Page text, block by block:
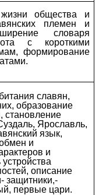
общества и
племен и
словаря
с короткими
формирование
славян,
образование
становление
Ярославль,
язык,
и
и
описание
защитники,-
первые цари.